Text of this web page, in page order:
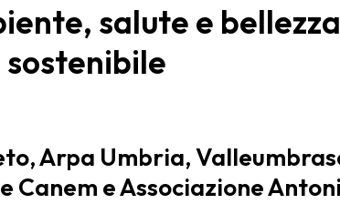
salute e
sostenibile
Arpa Umbria,
Canem e Associazione